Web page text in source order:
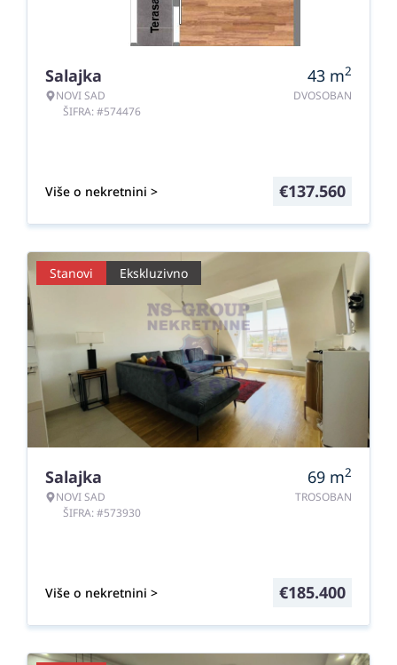
Salajka
NOVI SAD
ŠIFRA: #574476
43 m2
DVOSOBAN
Više o nekretnini > €137.560
Stanovi Ekskluzivno
Salajka
NOVI SAD
ŠIFRA: #573930
69 m2
TROSOBAN
Više o nekretnini > €185.400